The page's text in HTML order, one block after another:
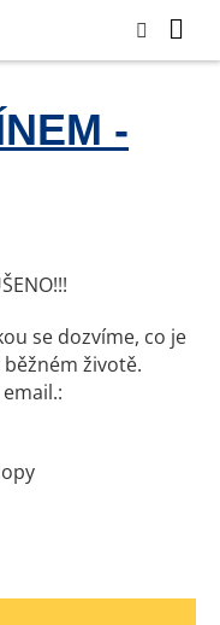
-
se dozvíme, co je
životě.